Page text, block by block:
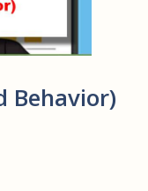
Behavior)